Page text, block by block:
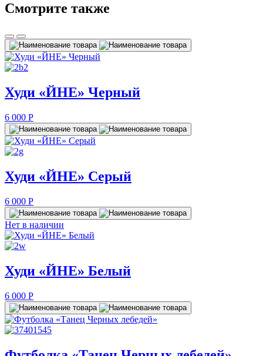
Смотрите также
Худи «ЙНЕ» Черный
6 000 P
Худи «ЙНЕ» Серый
6 000 P
Нет в наличии
Худи «ЙНЕ» Белый
6 000 P